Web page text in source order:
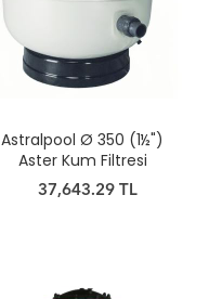
Astralpool Ø 350 (1½")
Aster Kum Filtresi
37,643.29 TL